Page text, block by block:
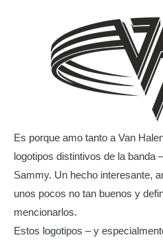
Es porque amo tanto a Van
logotipos distintivos de la banda
Sammy. Un hecho interesante,
unos pocos no tan buenos y
mencionarlos.
Estos logotipos – y